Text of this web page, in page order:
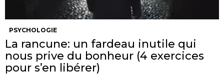
PSYCHOLOGIE
La rancune: un fardeau inutile qui
nous prive du bonheur (4 exercices
pour s’en libérer)